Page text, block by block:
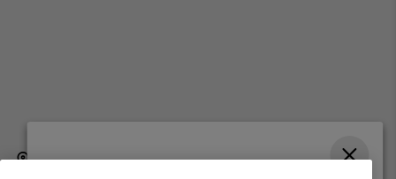
België (Nederlands) | English ›| français ›